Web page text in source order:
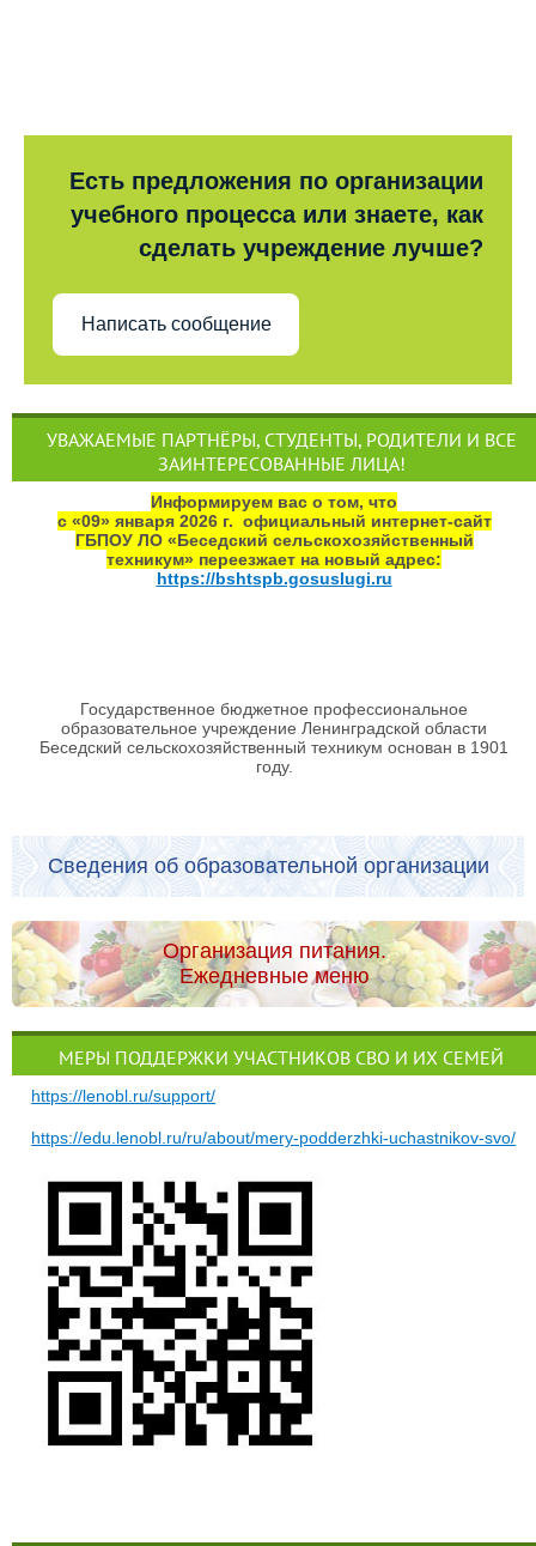
Есть предложения по организации
учебного процесса или знаете, как
сделать учреждение лучше?
Написать сообщение
УВАЖАЕМЫЕ ПАРТНЁРЫ, СТУДЕНТЫ, РОДИТЕЛИ И ВСЕ
ЗАИНТЕРЕСОВАННЫЕ ЛИЦА!
Информируем вас о том, что
с «09» января 2026 г. официальный интернет‑сайт
ГБПОУ ЛО «Беседский сельскохозяйственный
техникум» переезжает на новый адрес:
https://bshtspb.gosuslugi.ru
Государственное бюджетное профессиональное
образовательное учреждение Ленинградской области
Беседский сельскохозяйственный техникум основан в 1901
году.
Сведения об образовательной организации
Организация питания.
Ежедневные меню
МЕРЫ ПОДДЕРЖКИ УЧАСТНИКОВ СВО И ИХ СЕМЕЙ
https://lenobl.ru/support/
https://edu.lenobl.ru/ru/about/mery-podderzhki-uchastnikov-svo/